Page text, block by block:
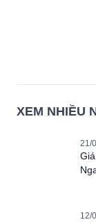
XEM NHIỀU
21/
12/